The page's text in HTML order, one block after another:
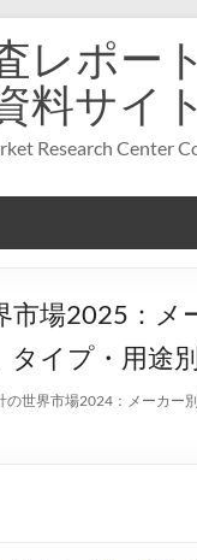
レポー
料サイト
Research Center
市場2025：メ
タイプ・用途
の世界市場2024：メーカー